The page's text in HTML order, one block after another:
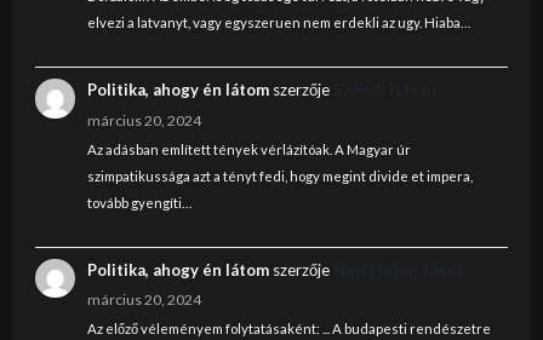
elvezi a latvanyt, vagy egyszeruen nem erdekli az ugy. Hiaba…
Politika, ahogy én látomszerzője
március 20, 2024
Az adásban említett tények vérlázítóak. A Magyar úr
szimpatikussága azt a tényt fedi, hogy megint divide et impera,
tovább gyengíti…
Politika, ahogy én látomszerzője
március 20, 2024
Az előző véleményem folytatásaként: ... A budapesti rendészetre